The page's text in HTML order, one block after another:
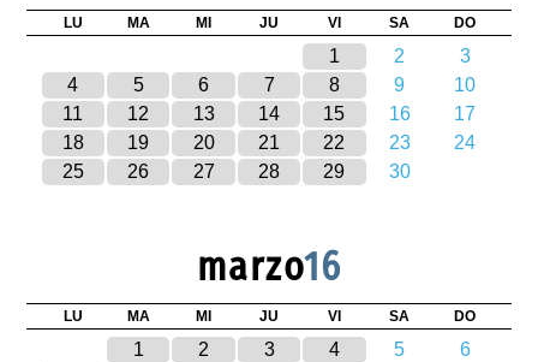
LU MA MI JU VI SA DO
1 2
3
4
5 6 7 8 9
10
11
12 13 14 15 16
17
18
19 20 21 22 23
24
25
26 27 28 29 30
marzo16
LU MA MI JU VI SA DO
1 2 3 4 5
6